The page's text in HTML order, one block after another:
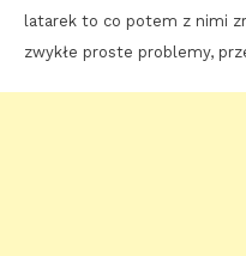
latarek to co potem z nimi
zwykłe proste problemy,